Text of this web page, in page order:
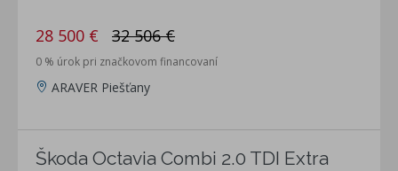
28 500 € 32 506 €
0 % úrok pri značkovom financovaní
ARAVER Piešťany
Škoda Octavia Combi 2.0 TDI Extra